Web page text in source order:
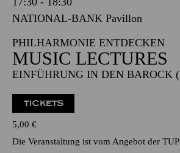
NATIONAL-BANK Pavillon
PHILHARMONIE ENTDECKEN
MUSIC LECTURES
EINFÜHRUNG IN DEN BAROCK
TICKETS
5,00 €
Die Veranstaltung ist vom Angebot der